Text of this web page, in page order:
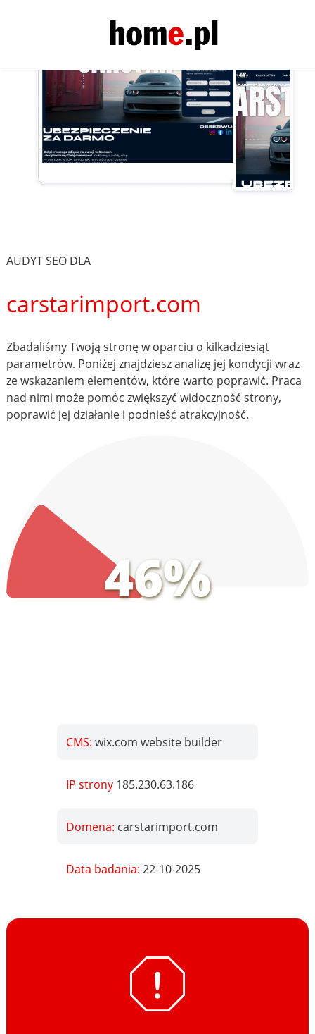
AUDYT SEO DLA
carstarimport.com
Zbadaliśmy Twoją stronę w oparciu o kilkadziesiąt
parametrów. Poniżej znajdziesz analizę jej kondycji wraz
ze wskazaniem elementów, które warto poprawić. Praca
nad nimi może pomóc zwiększyć widoczność strony,
poprawić jej działanie i podnieść atrakcyjność.
46%
CMS:wix.com website builder
IP strony 185.230.63.186
Domena: carstarimport.com
Data badania:22-10-2025